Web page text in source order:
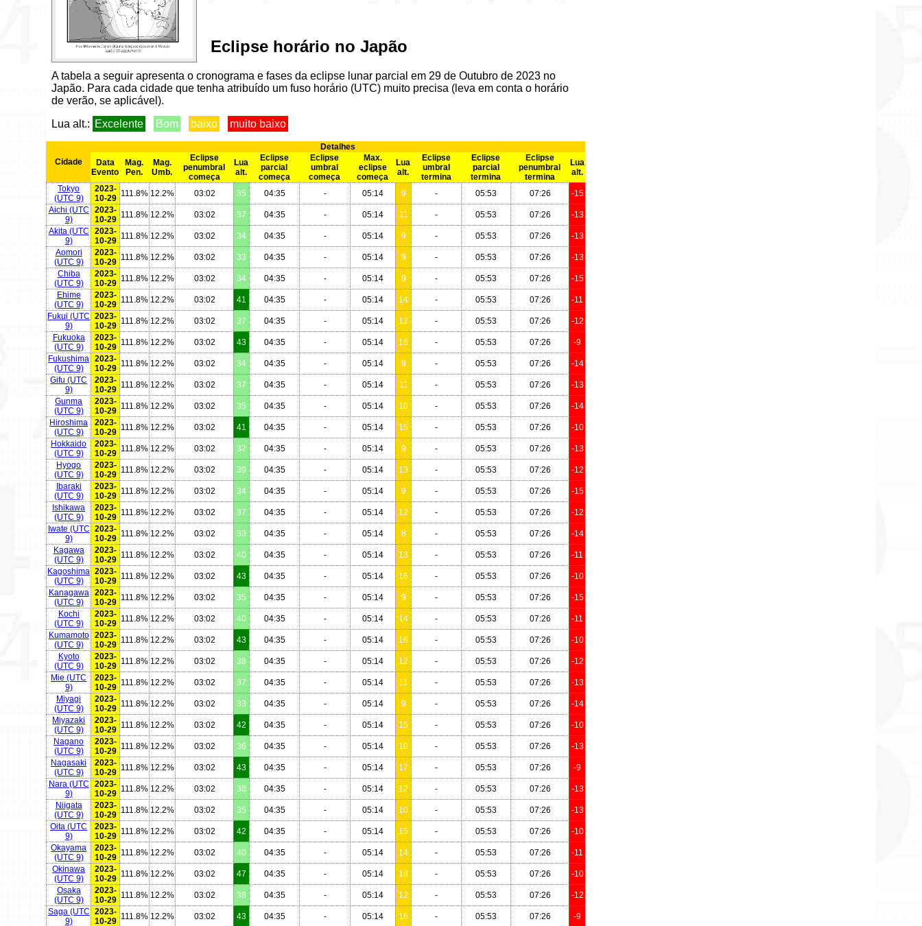
Eclipse horário no Japão
A tabela a seguir apresenta o cronograma e fases da eclipse lunar parcial em 29 de Outubro de 2023 no
Japão. Para cada cidade que tenha atribuído um fuso horário (UTC) muito precisa (leva em conta o horário
de verão, se aplicável).
Lua alt.: Excelente Bom baixo muito baixo
Cidade
Detalhes
Data
Evento
Mag.
Pen.
Mag.
Umb.
Eclipse
penumbral
começa
Lua
alt.
Eclipse
parcial
começa
Eclipse
umbral
começa
Max.
eclipse
começa
Lua
alt.
Eclipse
umbral
termina
Eclipse
parcial
termina
Eclipse
penumbral
termina
Lua
alt.
Tokyo
(UTC 9)
2023-
10-29 111.8% 12.2% 03:02 35 04:35 - 05:14 9 - 05:53 07:26
-15
Aichi (UTC
9)
2023-
10-29 111.8% 12.2% 03:02 37 04:35 - 05:14 11 - 05:53 07:26
-13
Akita (UTC
9)
2023-
10-29 111.8% 12.2% 03:02 34 04:35 - 05:14 9 - 05:53 07:26
-13
Aomori
(UTC 9)
2023-
10-29 111.8% 12.2% 03:02 33 04:35 - 05:14 9 - 05:53 07:26
-13
Chiba
(UTC 9)
2023-
10-29 111.8% 12.2% 03:02 34 04:35 - 05:14 9 - 05:53 07:26
-15
Ehime
(UTC 9)
2023-
10-29 111.8% 12.2% 03:02 41 04:35 - 05:14 14 - 05:53 07:26
-11
Fukui (UTC
9)
2023-
10-29 111.8% 12.2% 03:02 37 04:35 - 05:14 12 - 05:53 07:26
-12
Fukuoka
(UTC 9)
2023-
10-29 111.8% 12.2% 03:02 43 04:35 - 05:14 16 - 05:53 07:26
-9
Fukushima
(UTC 9)
2023-
10-29 111.8% 12.2% 03:02 34 04:35 - 05:14 9 - 05:53 07:26
-14
Gifu (UTC
9)
2023-
10-29 111.8% 12.2% 03:02 37 04:35 - 05:14 11 - 05:53 07:26
-13
Gunma
(UTC 9)
2023-
10-29 111.8% 12.2% 03:02 35 04:35 - 05:14 10 - 05:53 07:26
-14
Hiroshima
(UTC 9)
2023-
10-29 111.8% 12.2% 03:02 41 04:35 - 05:14 15 - 05:53 07:26
-10
Hokkaido
(UTC 9)
2023-
10-29 111.8% 12.2% 03:02 32 04:35 - 05:14 9 - 05:53 07:26
-13
Hyogo
(UTC 9)
2023-
10-29 111.8% 12.2% 03:02 39 04:35 - 05:14 13 - 05:53 07:26
-12
Ibaraki
(UTC 9)
2023-
10-29 111.8% 12.2% 03:02 34 04:35 - 05:14 9 - 05:53 07:26
-15
Ishikawa
(UTC 9)
2023-
10-29 111.8% 12.2% 03:02 37 04:35 - 05:14 12 - 05:53 07:26
-12
Iwate (UTC
9)
2023-
10-29 111.8% 12.2% 03:02 33 04:35 - 05:14 8 - 05:53 07:26
-14
Kagawa
(UTC 9)
2023-
10-29 111.8% 12.2% 03:02 40 04:35 - 05:14 13 - 05:53 07:26
-11
Kagoshima
(UTC 9)
2023-
10-29 111.8% 12.2% 03:02 43 04:35 - 05:14 16 - 05:53 07:26
-10
Kanagawa
(UTC 9)
2023-
10-29 111.8% 12.2% 03:02 35 04:35 - 05:14 9 - 05:53 07:26
-15
Kochi
(UTC 9)
2023-
10-29 111.8% 12.2% 03:02 40 04:35 - 05:14 14 - 05:53 07:26
-11
Kumamoto
(UTC 9)
2023-
10-29 111.8% 12.2% 03:02 43 04:35 - 05:14 16 - 05:53 07:26
-10
Kyoto
(UTC 9)
2023-
10-29 111.8% 12.2% 03:02 38 04:35 - 05:14 12 - 05:53 07:26
-12
Mie (UTC
9)
2023-
10-29 111.8% 12.2% 03:02 37 04:35 - 05:14 11 - 05:53 07:26
-13
Miyagi
(UTC 9)
2023-
10-29 111.8% 12.2% 03:02 33 04:35 - 05:14 9 - 05:53 07:26
-14
Miyazaki
(UTC 9)
2023-
10-29 111.8% 12.2% 03:02 42 04:35 - 05:14 15 - 05:53 07:26
-10
Nagano
(UTC 9)
2023-
10-29 111.8% 12.2% 03:02 36 04:35 - 05:14 10 - 05:53 07:26
-13
Nagasaki
(UTC 9)
2023-
10-29 111.8% 12.2% 03:02 43 04:35 - 05:14 17 - 05:53 07:26
-9
Nara (UTC
9)
2023-
10-29 111.8% 12.2% 03:02 38 04:35 - 05:14 12 - 05:53 07:26
-13
Niigata
(UTC 9)
2023-
10-29 111.8% 12.2% 03:02 35 04:35 - 05:14 10 - 05:53 07:26
-13
Oita (UTC
9)
2023-
10-29 111.8% 12.2% 03:02 42 04:35 - 05:14 15 - 05:53 07:26
-10
Okayama
(UTC 9)
2023-
10-29 111.8% 12.2% 03:02 40 04:35 - 05:14 14 - 05:53 07:26
-11
Okinawa
(UTC 9)
2023-
10-29 111.8% 12.2% 03:02 47 04:35 - 05:14 18 - 05:53 07:26
-10
Osaka
(UTC 9)
2023-
10-29 111.8% 12.2% 03:02 38 04:35 - 05:14 12 - 05:53 07:26
-12
Saga (UTC
9)
2023-
10-29 111.8% 12.2% 03:02 43 04:35 - 05:14 16 - 05:53 07:26 -9